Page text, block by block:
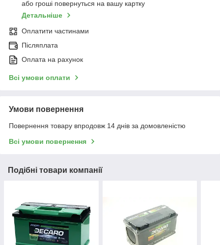
або гроші повернуться на вашу картку
Детальніше
Оплатити частинами
Післяплата
Оплата на рахунок
Всі умови оплати
Умови повернення
Повернення товару впродовж 14 днів за домовленістю
Всі умови повернення
Подібні товари компанії